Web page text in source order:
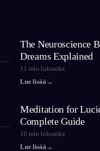
The Neuroscience
Dreams Explained
11 min lukuaika
Lue lisää →
Meditation for
Complete Guide
10 min lukuaika
Lue lisää →